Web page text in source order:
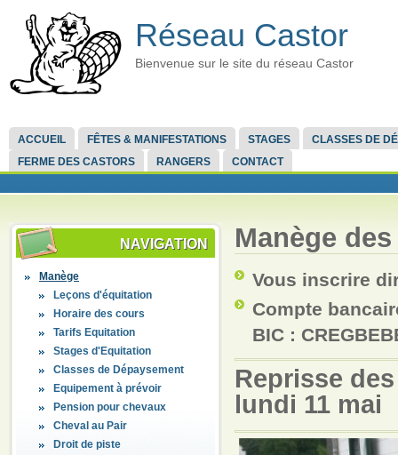
Réseau Castor
Bienvenue sur le site du réseau Castor
ACCUEIL FÊTES & MANIFESTATIONS STAGES
CLASSES DE
FERME DES CASTORS
RANGERS CONTACT
NAVIGATION
Manège
Leçons d'équitation
Horaire des cours
Tarifs Equitation
Stages d'Equitation
Classes de Dépaysement
Equipement à prévoir
Pension pour chevaux
Cheval au Pair
Droit de piste
Manège
Vous inscrire
Compte
BIC :
Reprisse
lundi 11 mai